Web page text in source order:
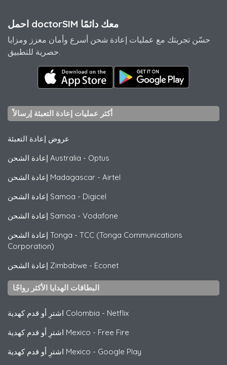
احمل doctorSIM معك دائمًا
حسّن تجربتك مع عمليات إعادة شحن أسرع وأمان معزز ومزايا
حصرية للتطبيق.
أكثر عمليات إعادة التعبئة إرسالاً
عروض إعادة التعبئة
إعادة الشحن Australia - Optus
إعادة الشحن Madagascar - Airtel
إعادة الشحن Samoa - Digicel
إعادة الشحن Samoa - Vodafone
إعادة الشحن Tonga - TCC (Tonga Communications
Corporation)
إعادة الشحن Zimbabwe - Econet
البطاقات الهدايا الأكثر رواجًا
اشترِ أو قدم كهدية Colombia - Netflix
اشترِ أو قدم كهدية Mexico - Free Fire
اشترِ أو قدم كهدية Mexico - Google Play